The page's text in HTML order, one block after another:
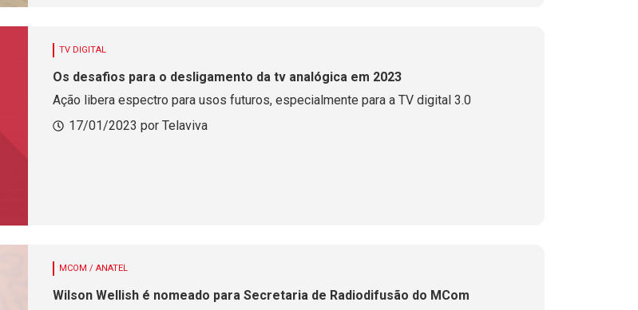
TV DIGITAL
Os desafios para o desligamento da tv analógica em 2023
Ação libera espectro para usos futuros, especialmente para a TV digital 3.0
17/01/2023 por Telaviva
MCOM / ANATEL
Wilson Wellish é nomeado para Secretaria de Radiodifusão do MCom